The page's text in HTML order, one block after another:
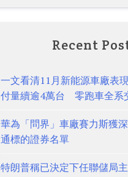
Recent
一文看清11月新能源車廠表
付量續逾4萬台 零跑車全系
華為「問界」車廠賽力斯獲
通標的證券名單
特朗普稱已決定下任聯儲局